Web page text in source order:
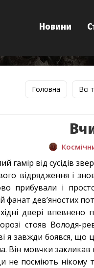
Новини
Головна Всі
гамір від сусідів
відрядження і
прибували і
фанат дев’яностих
двері впевнено
стояв Володя-
я завжди боявся, що
Він мовчки
не посміють